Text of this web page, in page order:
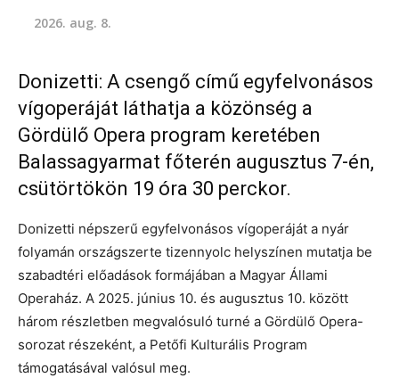
2026. aug. 8.
Donizetti: A csengő című egyfelvonásos
vígoperáját láthatja a közönség a
Gördülő Opera program keretében
Balassagyarmat főterén augusztus 7-én,
csütörtökön 19 óra 30 perckor.
Donizetti népszerű egyfelvonásos vígoperáját a nyár
folyamán országszerte tizennyolc helyszínen mutatja be
szabadtéri előadások formájában a Magyar Állami
Operaház. A 2025. június 10. és augusztus 10. között
három részletben megvalósuló turné a Gördülő Opera-
sorozat részeként, a Petőfi Kulturális Program
támogatásával valósul meg.